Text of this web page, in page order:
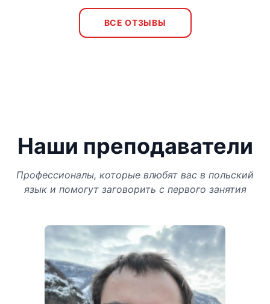
ВСЕ ОТЗЫВЫ
Наши преподаватели
Профессионалы, которые влюбят вас в польский
язык и помогут заговорить с первого занятия